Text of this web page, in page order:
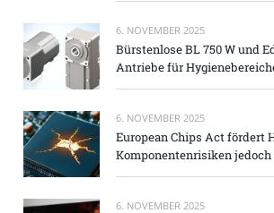
6. NOVEMBER 2025
Bürstenlose BL 750 W und
Antriebe für
6. NOVEMBER 2025
European Chips Act fördert
Komponentenrisiken
6. NOVEMBER 2025